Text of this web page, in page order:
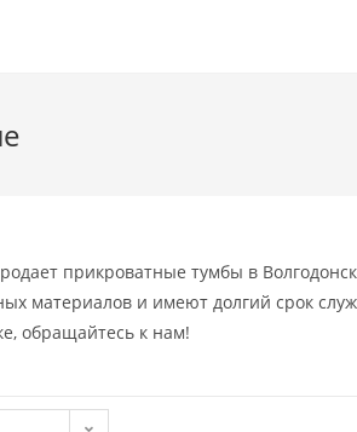
прикроватные тумбы в
материалов и имеют долгий срок
обращайтесь к нам!